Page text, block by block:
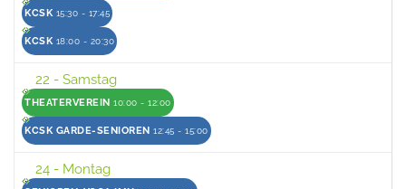
KCSK 15:30 - 17:45
KCSK 18:00 - 20:30
22 - Samstag
THEATERVEREIN 10:00 - 12:00
KCSK GARDE-SENIOREN 12:45 - 15:00
24 - Montag